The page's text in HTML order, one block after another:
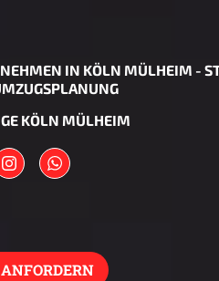
IN KÖLN MÜLHEIM -
KÖLN MÜLHEIM